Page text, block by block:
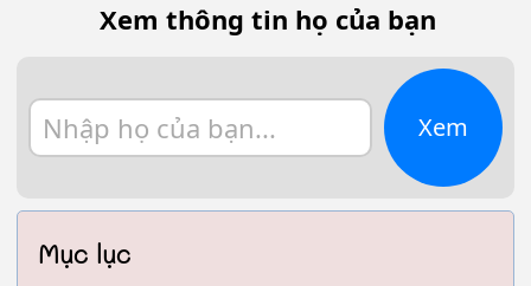
Xem thông tin họ của bạn
Xem
Mục lục